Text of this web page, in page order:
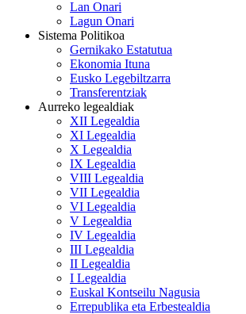
Lan Onari
Lagun Onari
Sistema Politikoa
Gernikako Estatutua
Ekonomia Ituna
Eusko Legebiltzarra
Transferentziak
Aurreko legealdiak
XII Legealdia
XI Legealdia
X Legealdia
IX Legealdia
VIII Legealdia
VII Legealdia
VI Legealdia
V Legealdia
IV Legealdia
III Legealdia
II Legealdia
I Legealdia
Euskal Kontseilu Nagusia
Errepublika eta Erbestealdia